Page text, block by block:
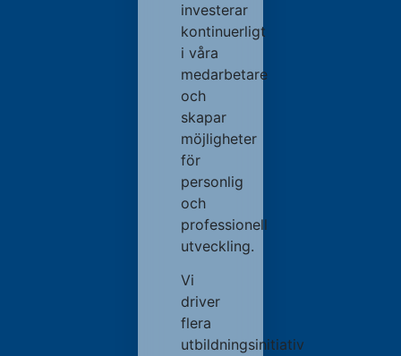
investerar
kontinuerligt
i våra
medarbetare
och
skapar
möjligheter
för
personlig
och
professionell
utveckling.
Vi
driver
flera
utbildningsinitiativ